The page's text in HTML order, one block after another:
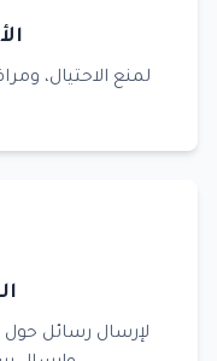
لمنع الاحتيال،
لإرسال رسائل